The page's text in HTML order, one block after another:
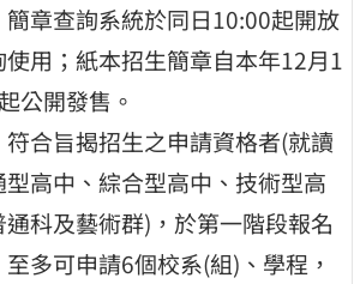
簡章查詢系統於同日10:00起開放
使用；紙本招生簡章自本年12月1
公開發售。
符合旨揭招生之申請資格者(就讀
型高中、綜合型高中、技術型高
通科及藝術群)，於第一階段報名
至多可申請6個校系(組)、學程，